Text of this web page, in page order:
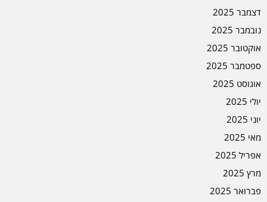
דצמבר 2025
נובמבר 2025
אוקטובר 2025
ספטמבר 2025
אוגוסט 2025
יולי 2025
יוני 2025
מאי 2025
אפריל 2025
מרץ 2025
פברואר 2025